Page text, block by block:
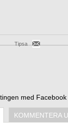
Tipsa
med
KOMMENTERA